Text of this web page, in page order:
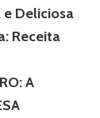
e Deliciosa
Receita
A